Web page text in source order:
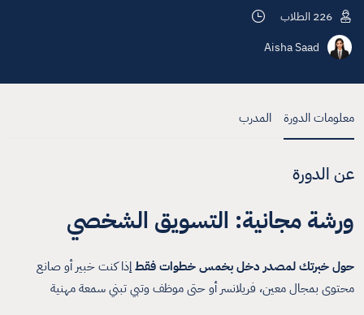
الطلاب
Aisha Saad
معلومات الدورة المدرب
عن الدورة
ورشة مجانية: التسويق الشخصي
حول خبرتك لمصدر دخل بخمس خطوات فقطإذا كنت خبير أو صانع
محتوى بمجال معين، فريلانسر أو حتى موظف وتبي تبني سمعة مهنية